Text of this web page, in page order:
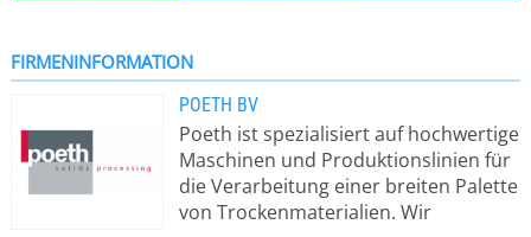
FIRMENINFORMATION
POETH BV
Poeth ist spezialisiert auf hochwertige
Maschinen und Produktionslinien für
die Verarbeitung einer breiten Palette
von Trockenmaterialien. Wir